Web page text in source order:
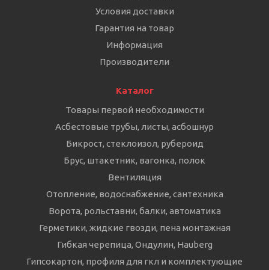
Условия доставки
Гарантия на товар
Информация
Производители
Каталог
Товары первой необходимости
Асбестовые трубы, листы, асбошнур
Бикрост, стеклоизол, рубероид
Брус, штакетник, вагонка, полок
Вентиляция
Отопление, водоснабжение, сантехника
Ворота, рольставни, балки, автоматика
Герметики, жидкие гвозди, пена монтажная
Гибкая черепица, Ондулин, Hauberg
Гипсокартон, профиля для гкл и комплектующие